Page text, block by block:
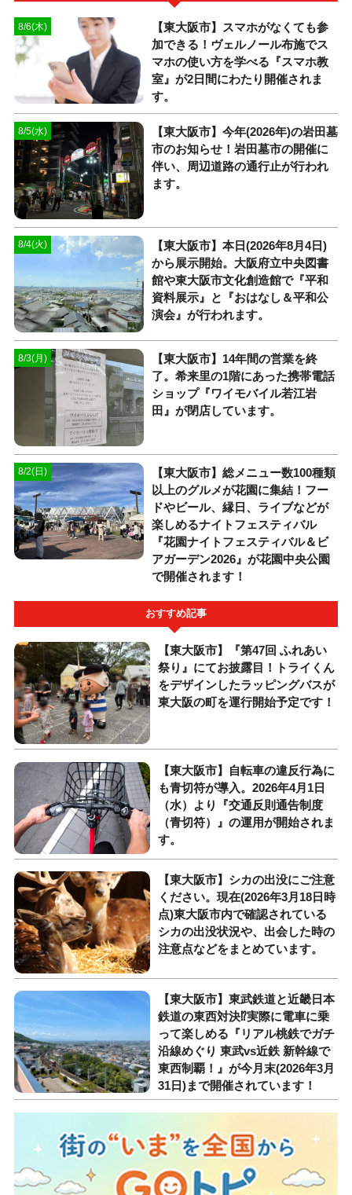
8/6(木)
【東大阪市】スマホがなくても参
加できる！ヴェルノール布施でス
マホの使い方を学べる『スマホ教
室』が2日間にわたり開催されま
す。
8/5(水)
【東大阪市】今年(2026年)の岩田墓
市のお知らせ！岩田墓市の開催に
伴い、周辺道路の通行止が行われ
ます。
8/4(火)
【東大阪市】本日(2026年8月4日)
から展示開始。大阪府立中央図書
館や東大阪市文化創造館で『平和
資料展示』と『おはなし＆平和公
演会』が行われます。
8/3(月)
【東大阪市】14年間の営業を終
了。希来里の1階にあった携帯電話
ショップ『ワイモバイル若江岩
田』が閉店しています。
8/2(日)
【東大阪市】総メニュー数100種類
以上のグルメが花園に集結！フー
ドやビール、縁日、ライブなどが
楽しめるナイトフェスティバル
『花園ナイトフェスティバル＆ビ
アガーデン2026』が花園中央公園
で開催されます！
おすすめ記事
【東大阪市】『第47回 ふれあい
祭り』にてお披露目！トライくん
をデザインしたラッピングバスが
東大阪の町を運行開始予定です！
【東大阪市】自転車の違反行為に
も青切符が導入。2026年4月1日
（水）より『交通反則通告制度
（青切符）』の運用が開始されま
す。
【東大阪市】シカの出没にご注意
ください。現在(2026年3月18日時
点)東大阪市内で確認されている
シカの出没状況や、出会した時の
注意点などをまとめています。
【東大阪市】東武鉄道と近畿日本
鉄道の東西対決⁉︎実際に電車に乗
って楽しめる『リアル桃鉄でガチ
沿線めぐり 東武vs近鉄 新幹線で
東西制覇！』が今月末(2026年3月
31日)まで開催されています！